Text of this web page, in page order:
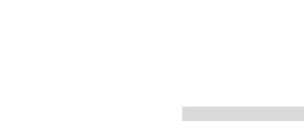
previous